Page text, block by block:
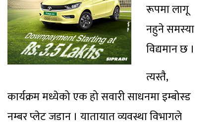
रूपमा लागू
नहुने समस्या
विद्यमान छ ।
त्यस्तै,
कार्यक्रम मध्येको एक हो सवारी साधनमा इम्बोस्ड
नम्बर प्लेट जडान । यातायात व्यवस्था विभागले